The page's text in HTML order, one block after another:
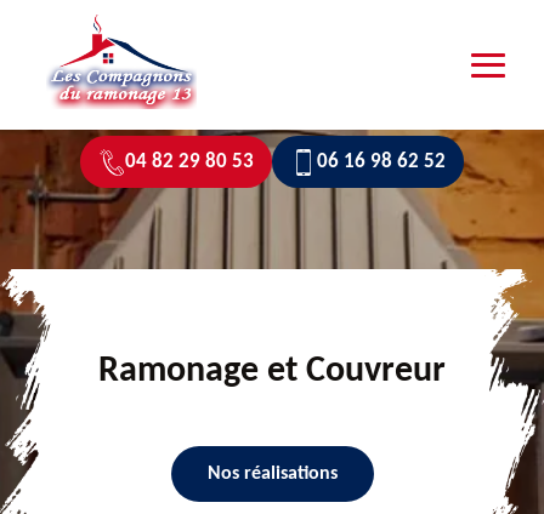
04 82 29 80 53 06 16 98 62 52
Ramonage et Couvreur
Nos réalisations